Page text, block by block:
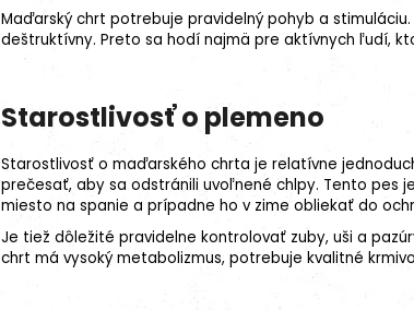
Maďarský chrt potrebuje pravidelný pohyb a
deštruktívny. Preto sa hodí najmä pre aktívnych ľudí,
Starostlivosť o plemeno
Starostlivosť o maďarského chrta je relatívne
prečesať, aby sa odstránili uvoľnené chlpy. Tento pes
miesto na spanie a prípadne ho v zime obliekať do
Je tiež dôležité pravidelne kontrolovať zuby, uši a
chrt má vysoký metabolizmus, potrebuje kvalitné